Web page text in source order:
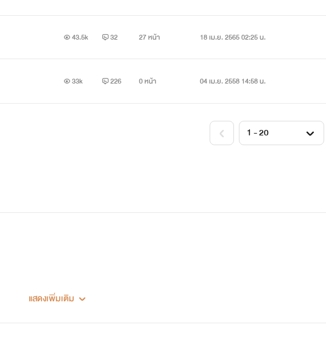
43.5k 32 27 หน้า 18 เม.ย. 2565 02:25 น.
33k 226 0 หน้า 04 เม.ย. 2558 14:58 น.
แสดงเพิ่มเติม